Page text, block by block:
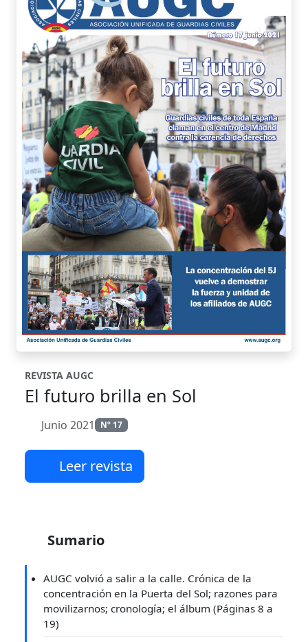
REVISTA AUGC
El futuro brilla en Sol
Junio 2021 Nº 17
Leer revista
Sumario
AUGC volvió a salir a la calle. Crónica de la
concentración en la Puerta del Sol; razones para
movilizarnos; cronología; el álbum (Páginas 8 a
19)